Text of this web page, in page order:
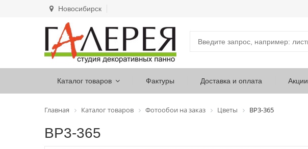
Новосибирск
Каталог товаров Фактуры Доставка и оплата Акции
Главная Каталог товаров Фотообои на заказ Цветы ВР3-365
ВР3-365